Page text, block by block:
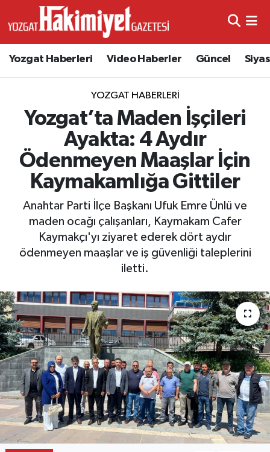
Yozgat Haberleri Video Haberler Güncel
YOZGAT HABERLERI
Yozgat’ta Maden İşçileri
Ayakta: 4 Aydır
Ödenmeyen Maaşlar İçin
Kaymakamlığa Gittiler
Anahtar Parti İlçe Başkanı Ufuk Emre Ünlü ve
maden ocağı çalışanları, Kaymakam Cafer
Kaymakçı'yı ziyaret ederek dört aydır
ödenmeyen maaşlar ve iş güvenliği taleplerini
iletti.